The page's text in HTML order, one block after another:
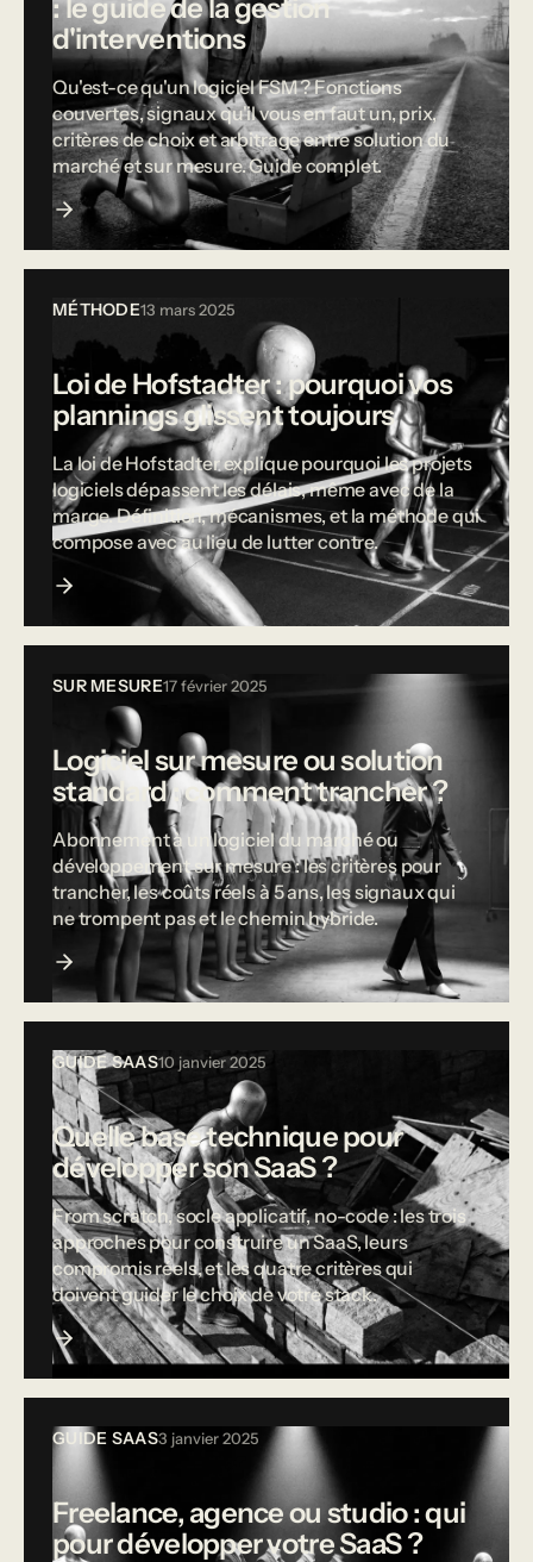
: le guide de la gestion
d'interventions
Qu'est-ce qu'un logiciel FSM ? Fonctions
couvertes, signaux qu'il vous en faut un, prix,
critères de choix et arbitrage entre solution du
marché et sur mesure. Guide complet.
MÉTHODE13 mars 2025
Loi de Hofstadter : pourquoi vos
plannings glissent toujours
La loi de Hofstadter explique pourquoi les projets
logiciels dépassent les délais, même avec de la
marge. Définition, mécanismes, et la méthode qui
compose avec au lieu de lutter contre.
SUR MESURE17 février 2025
Logiciel sur mesure ou solution
standard : comment trancher ?
Abonnement à un logiciel du marché ou
développement sur mesure : les critères pour
trancher, les coûts réels à 5 ans, les signaux qui
ne trompent pas et le chemin hybride.
GUIDE SAAS10 janvier 2025
Quelle base technique pour
développer son SaaS ?
From scratch, socle applicatif, no-code : les trois
approches pour construire un SaaS, leurs
compromis réels, et les quatre critères qui
doivent guider le choix de votre stack.
GUIDE SAAS3 janvier 2025
Freelance, agence ou studio : qui
pour développer votre SaaS ?